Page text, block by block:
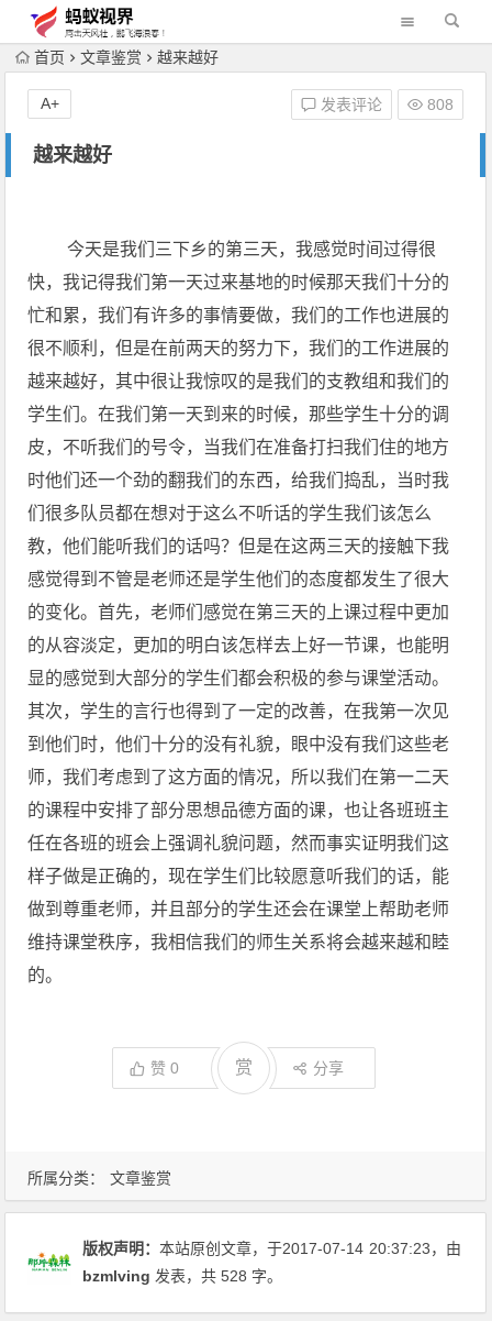
首页 文章鉴赏 越来越好
越来越好
发表评论 808
A+
所属分类： 文章鉴赏
今天是我们三下乡的第三天，我感觉时间过得很
快，我记得我们第一天过来基地的时候那天我们十分的
忙和累，我们有许多的事情要做，我们的工作也进展的
很不顺利，但是在前两天的努力下，我们的工作进展的
越来越好，其中很让我惊叹的是我们的支教组和我们的
学生们。在我们第一天到来的时候，那些学生十分的调
皮，不听我们的号令，当我们在准备打扫我们住的地方
时他们还一个劲的翻我们的东西，给我们捣乱，当时我
们很多队员都在想对于这么不听话的学生我们该怎么
教，他们能听我们的话吗？但是在这两三天的接触下我
感觉得到不管是老师还是学生他们的态度都发生了很大
的变化。首先，老师们感觉在第三天的上课过程中更加
的从容淡定，更加的明白该怎样去上好一节课，也能明
显的感觉到大部分的学生们都会积极的参与课堂活动。
其次，学生的言行也得到了一定的改善，在我第一次见
到他们时，他们十分的没有礼貌，眼中没有我们这些老
师，我们考虑到了这方面的情况，所以我们在第一二天
的课程中安排了部分思想品德方面的课，也让各班班主
任在各班的班会上强调礼貌问题，然而事实证明我们这
样子做是正确的，现在学生们比较愿意听我们的话，能
做到尊重老师，并且部分的学生还会在课堂上帮助老师
维持课堂秩序，我相信我们的师生关系将会越来越和睦
的。
赞0 赏 分享
版权声明：本站原创文章，于2017-07-14 20:37:23，由
bzmlving 发表，共 528 字。